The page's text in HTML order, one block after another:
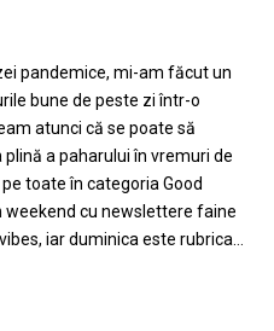
pandemice, mi-am făcut un
bune de peste zi într-o
atunci că se poate să
a paharului în vremuri de
toate în categoria Good
weekend cu newslettere faine
iar duminica este rubrica…